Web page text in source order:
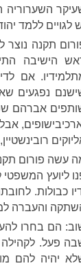
לגויים ללמד
תקנה
הישיבה
אם
נפגעים
אברהם
עשה פורום
ליועץ
כבולות.
והעברה
הם בחרו
פעל.
יהיה להם